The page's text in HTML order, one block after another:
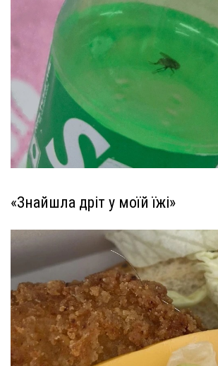
«Знайшла дріт у моїй їжі»